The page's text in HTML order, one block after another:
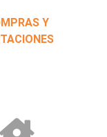
Y